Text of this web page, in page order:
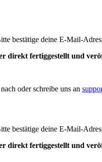
bestätige deine E-Mail-
fertiggestellt und
oder schreibe uns an
bestätige deine E-Mail-
fertiggestellt und